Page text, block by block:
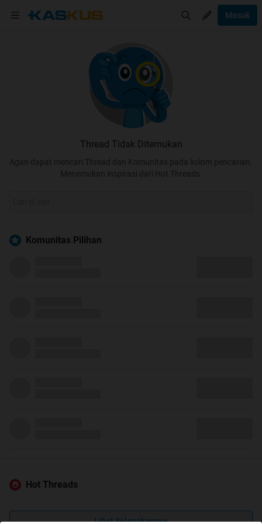
Masuk
Thread Tidak Ditemukan
Agan dapat mencari Thread dan Komunitas pada kolom pencarian.
Menemukan inspirasi dari Hot Threads.
Komunitas Pilihan
Hot Threads
Lihat Selengkapnya